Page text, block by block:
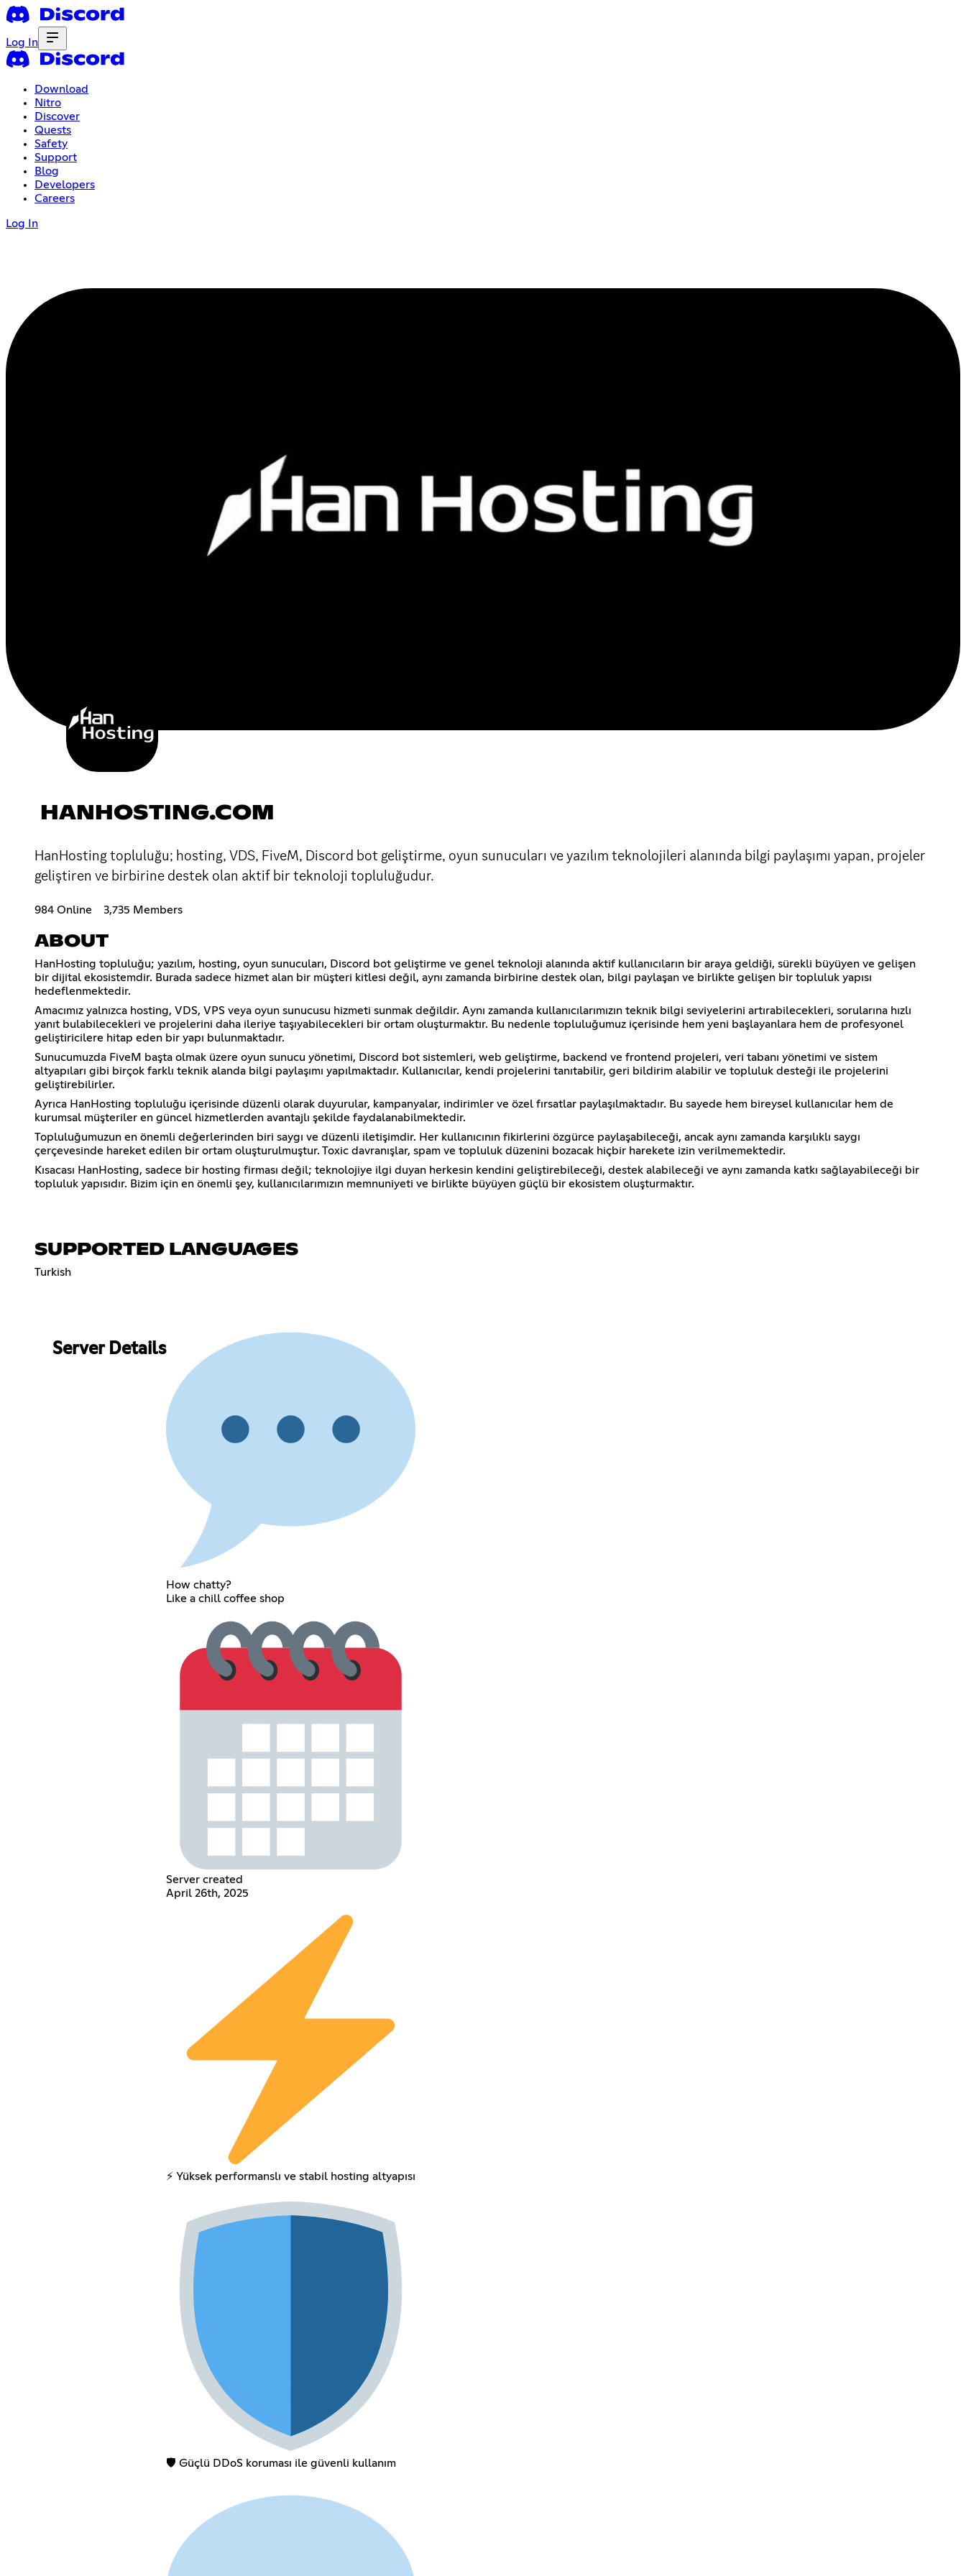
Log In
Download
Nitro
Discover
Quests
Safety
Support
Blog
Developers
Careers
Log In
HANHOSTING.COM
HanHosting topluluğu; hosting, VDS, FiveM, Discord bot geliştirme, oyun sunucuları ve yazılım teknolojileri alanında bilgi paylaşımı yapan, projeler
geliştiren ve birbirine destek olan aktif bir teknoloji topluluğudur.
984 Online 3,735 Members
ABOUT
HanHosting topluluğu; yazılım, hosting, oyun sunucuları, Discord bot geliştirme ve genel teknoloji alanında aktif kullanıcıların bir araya geldiği, sürekli büyüyen ve gelişen
bir dijital ekosistemdir. Burada sadece hizmet alan bir müşteri kitlesi değil, aynı zamanda birbirine destek olan, bilgi paylaşan ve birlikte gelişen bir topluluk yapısı
hedeflenmektedir.
Amacımız yalnızca hosting, VDS, VPS veya oyun sunucusu hizmeti sunmak değildir. Aynı zamanda kullanıcılarımızın teknik bilgi seviyelerini artırabilecekleri, sorularına hızlı
yanıt bulabilecekleri ve projelerini daha ileriye taşıyabilecekleri bir ortam oluşturmaktır. Bu nedenle topluluğumuz içerisinde hem yeni başlayanlara hem de profesyonel
geliştiricilere hitap eden bir yapı bulunmaktadır.
Sunucumuzda FiveM başta olmak üzere oyun sunucu yönetimi, Discord bot sistemleri, web geliştirme, backend ve frontend projeleri, veri tabanı yönetimi ve sistem
altyapıları gibi birçok farklı teknik alanda bilgi paylaşımı yapılmaktadır. Kullanıcılar, kendi projelerini tanıtabilir, geri bildirim alabilir ve topluluk desteği ile projelerini
geliştirebilirler.
Ayrıca HanHosting topluluğu içerisinde düzenli olarak duyurular, kampanyalar, indirimler ve özel fırsatlar paylaşılmaktadır. Bu sayede hem bireysel kullanıcılar hem de
kurumsal müşteriler en güncel hizmetlerden avantajlı şekilde faydalanabilmektedir.
Topluluğumuzun en önemli değerlerinden biri saygı ve düzenli iletişimdir. Her kullanıcının fikirlerini özgürce paylaşabileceği, ancak aynı zamanda karşılıklı saygı
çerçevesinde hareket edilen bir ortam oluşturulmuştur. Toxic davranışlar, spam ve topluluk düzenini bozacak hiçbir harekete izin verilmemektedir.
Kısacası HanHosting, sadece bir hosting firması değil; teknolojiye ilgi duyan herkesin kendini geliştirebileceği, destek alabileceği ve aynı zamanda katkı sağlayabileceği bir
topluluk yapısıdır. Bizim için en önemli şey, kullanıcılarımızın memnuniyeti ve birlikte büyüyen güçlü bir ekosistem oluşturmaktır.
SUPPORTED LANGUAGES
Turkish
Server Details
How chatty?
Like a chill coffee shop
Server created
April 26th, 2025
⚡ Yüksek performanslı ve stabil hosting altyapısı
🛡️ Güçlü DDoS koruması ile güvenli kullanım